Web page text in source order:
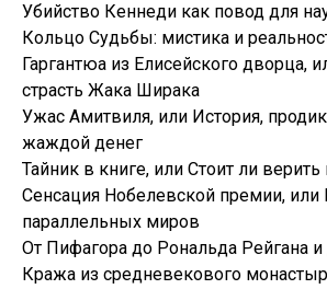
Убийство Кеннеди как повод для
Кольцо Судьбы: мистика и
Гаргантюа из Елисейского дворца,
страсть Жака Ширака
Ужас Амитвиля, или История,
жаждой денег
Тайник в книге, или Стоит ли
Сенсация Нобелевской премии, или
параллельных миров
От Пифагора до Рональда Рейгана
Кража из средневекового